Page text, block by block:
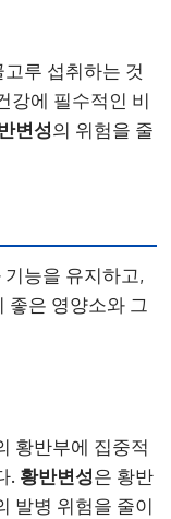
루 섭취하는 것
강에 필수적인 비
변성의 위험을 줄
능을 유지하고,
좋은 영양소와 그
황반부에 집중적
. 황반변성은 황반
발병 위험을 줄이